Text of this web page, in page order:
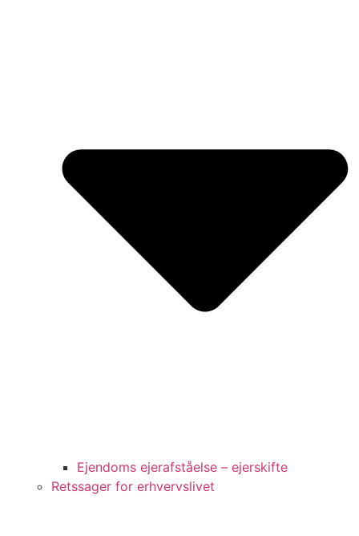
Ejendoms ejerafståelse – ejerskifte
Retssager for erhvervslivet